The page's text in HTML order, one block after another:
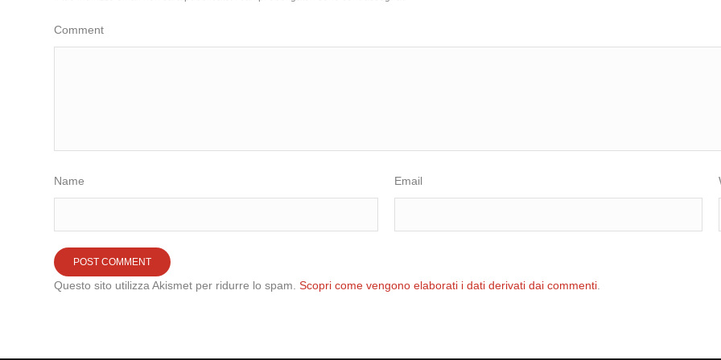
Comment
Name Email
Questo sito utilizza Akismet per ridurre lo spam.Scopri come vengono elaborati i dati derivati dai commenti